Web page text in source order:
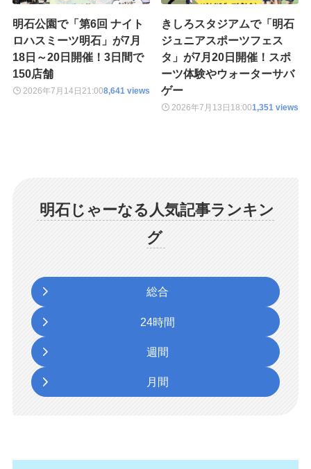
明石公園で「第6回 ナイト
ロハスミーツ明石」が7月
18日～20日開催！3日間で
150店舗
2026年7月14日 21:008,641 views
きしろスタジアムで「明石
ジュニアスポーツフェス
タ」が7月20日開催！スポ
ーツ体験やウォーターサバ
ゲー
2026年7月13日 18:001,351 views
明石じゃーなる人気記事ランキン
グ
総合
24時間
週間
月間